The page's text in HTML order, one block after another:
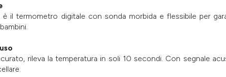
è il termometro digitale con sonda morbida e flessibile per
rileva la temperatura in soli 10 secondi. Con segnale